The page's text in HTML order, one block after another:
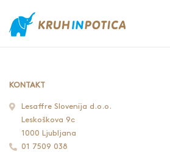
KONTAKT
Lesaffre Slovenija d.o.o.
Leskoškova 9c
1000 Ljubljana
01 7509 038